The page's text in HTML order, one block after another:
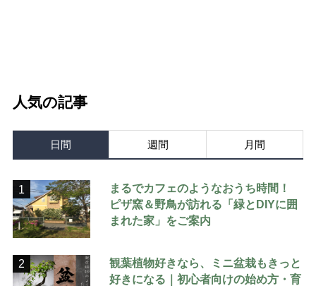
人気の記事
日間 週間 月間
1
まるでカフェのようなおうち時間！
ピザ窯＆野鳥が訪れる「緑とDIYに囲
まれた家」をご案内
2
観葉植物好きなら、ミニ盆栽もきっと
好きになる｜初心者向けの始め方・育